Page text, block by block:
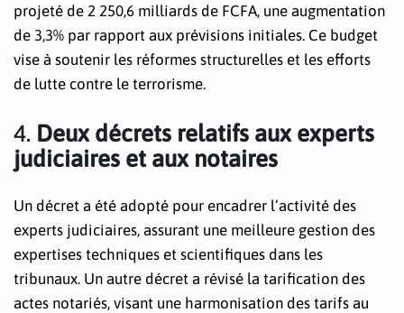
projeté de 2 250,6 milliards de FCFA, une augmentation
de 3,3% par rapport aux prévisions initiales. Ce budget
vise à soutenir les réformes structurelles et les efforts
de lutte contre le terrorisme.
4. Deux décrets relatifs aux experts
judiciaires et aux notaires
Un décret a été adopté pour encadrer l’activité des
experts judiciaires, assurant une meilleure gestion des
expertises techniques et scientifiques dans les
tribunaux. Un autre décret a révisé la tarification des
actes notariés, visant une harmonisation des tarifs au